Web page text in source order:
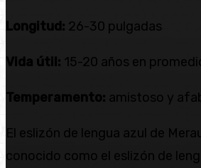
Longitud: 26-30 pulgadas
Vida útil: 15-20 años en
Temperamento: amistoso y
El eslizón de lengua azul de
conocido como el eslizón de